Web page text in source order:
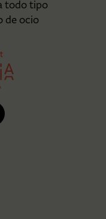
todo tipo
de ocio